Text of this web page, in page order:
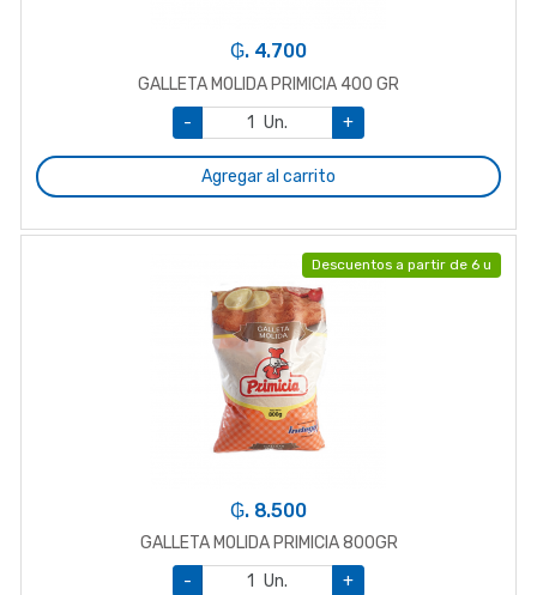
₲. 4.700
GALLETA MOLIDA PRIMICIA 400 GR
-
Un. +
Agregar al carrito
Descuentos a partir de 6 u
₲. 8.500
GALLETA MOLIDA PRIMICIA 800GR
-
Un. +